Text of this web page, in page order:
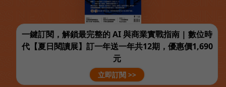
一鍵訂閱，解鎖最完整的 AI 與商業實戰指南 | 數位時
代【夏日閱讀展】訂一年送一年共12期，優惠價1,690
元
立即訂閱 >>